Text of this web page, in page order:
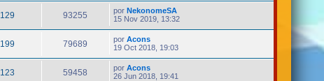
129 93255 por NekonomeSA
15 Nov 2019, 13:32
199 79689 por Acons
19 Oct 2018, 19:03
123 59458 por Acons
26 Jun 2018, 19:41